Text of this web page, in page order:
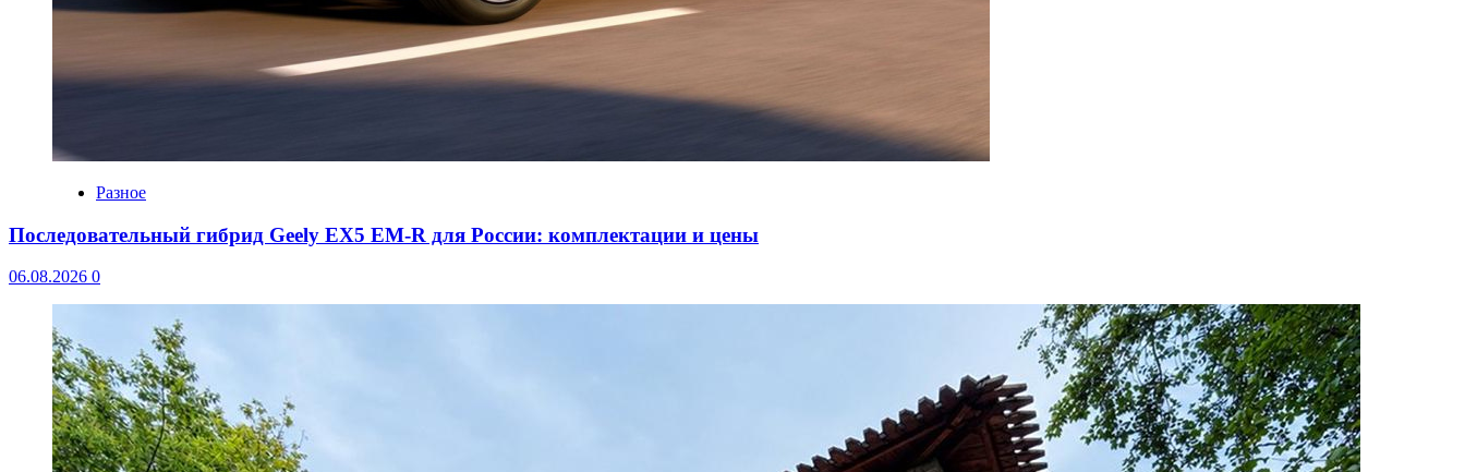
Разное
Последовательный гибрид Geely EX5 EM-R для России: комплектации и цены
06.08.2026 0